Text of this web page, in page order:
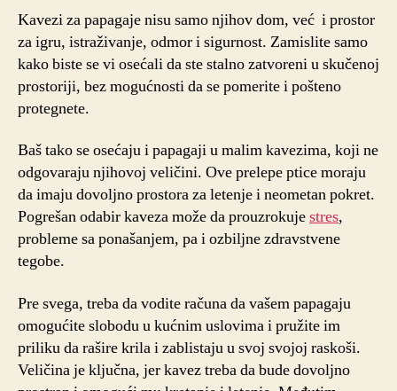
Kavezi za papagaje nisu samo njihov dom, već i prostor
za igru, istraživanje, odmor i sigurnost. Zamislite samo
kako biste se vi osećali da ste stalno zatvoreni u skučenoj
prostoriji, bez mogućnosti da se pomerite i pošteno
protegnete.
Baš tako se osećaju i papagaji u malim kavezima, koji ne
odgovaraju njihovoj veličini. Ove prelepe ptice moraju
da imaju dovoljno prostora za letenje i neometan pokret.
Pogrešan odabir kaveza može da prouzrokujestres,
probleme sa ponašanjem, pa i ozbiljne zdravstvene
tegobe.
Pre svega, treba da vodite računa da vašem papagaju
omogućite slobodu u kućnim uslovima i pružite im
priliku da rašire krila i zablistaju u svoj svojoj raskoši.
Veličina je ključna, jer kavez treba da bude dovoljno